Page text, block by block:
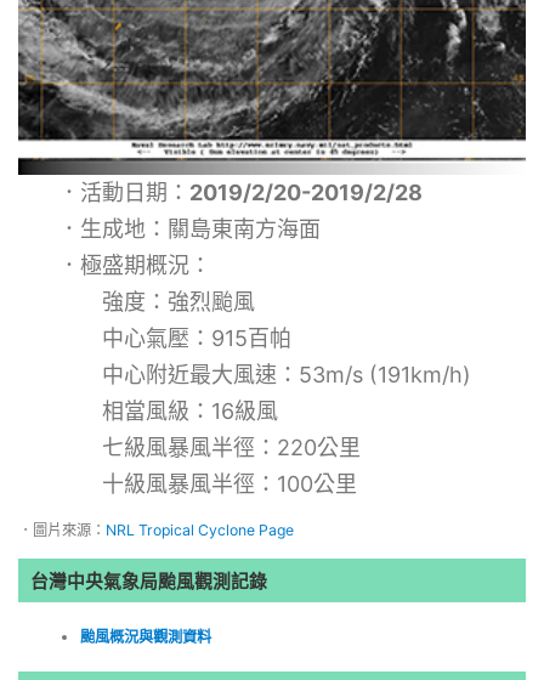
．活動日期： 2019/2/20-2019/2/28
．生成地：關島東南方海面
．極盛期概況：
強度：強烈颱風
中心氣壓：915百帕
中心附近最大風速：53m/s (191km/h)
相當風級：16級風
七級風暴風半徑：220公里
十級風暴風半徑：100公里
．圖片來源： NRL Tropical Cyclone Page
台灣中央氣象局颱風觀測記錄
颱風概況與觀測資料